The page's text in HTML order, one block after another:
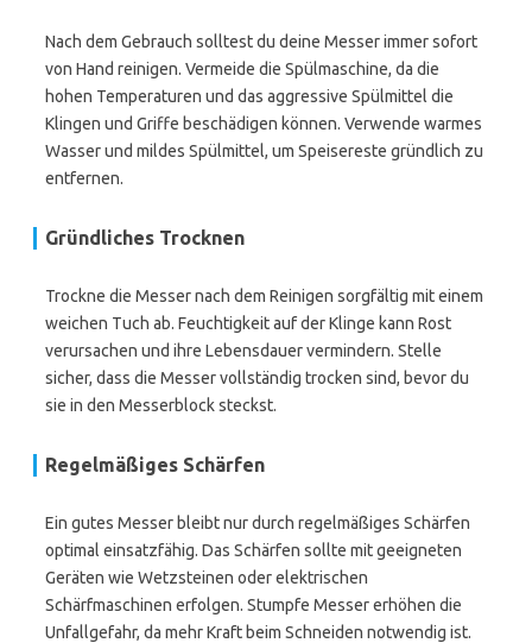
Nach dem Gebrauch solltest du deine Messer immer sofort
von Hand reinigen. Vermeide die Spülmaschine, da die
hohen Temperaturen und das aggressive Spülmittel die
Klingen und Griffe beschädigen können. Verwende warmes
Wasser und mildes Spülmittel, um Speisereste gründlich zu
entfernen.
Gründliches Trocknen
Trockne die Messer nach dem Reinigen sorgfältig mit einem
weichen Tuch ab. Feuchtigkeit auf der Klinge kann Rost
verursachen und ihre Lebensdauer vermindern. Stelle
sicher, dass die Messer vollständig trocken sind, bevor du
sie in den Messerblock steckst.
Regelmäßiges Schärfen
Ein gutes Messer bleibt nur durch regelmäßiges Schärfen
optimal einsatzfähig. Das Schärfen sollte mit geeigneten
Geräten wie Wetzsteinen oder elektrischen
Schärfmaschinen erfolgen. Stumpfe Messer erhöhen die
Unfallgefahr, da mehr Kraft beim Schneiden notwendig ist.